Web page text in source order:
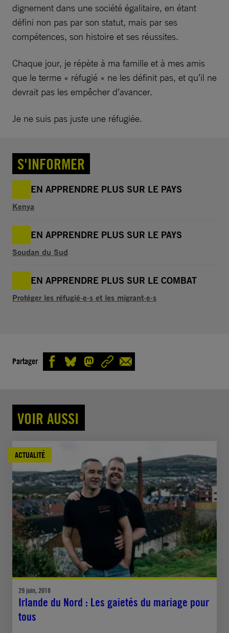
dignement dans une société égalitaire, en étant
défini non pas par son statut, mais par ses
compétences, son histoire et ses réussites.
Chaque jour, je répète à ma famille et à mes amis
que le terme « réfugié » ne les définit pas, et qu’il ne
devrait pas les empêcher d’avancer.
Je ne suis pas juste une réfugiée.
S'INFORMER
EN APPRENDRE PLUS SUR LE PAYS
Kenya
EN APPRENDRE PLUS SUR LE PAYS
Soudan du Sud
EN APPRENDRE PLUS SUR LE COMBAT
Protéger les réfugié·e·s et les migrant·e·s
Partager
VOIR AUSSI
ACTUALITÉ
29 juin, 2018
Irlande du Nord : Les gaietés du mariage pour
tous